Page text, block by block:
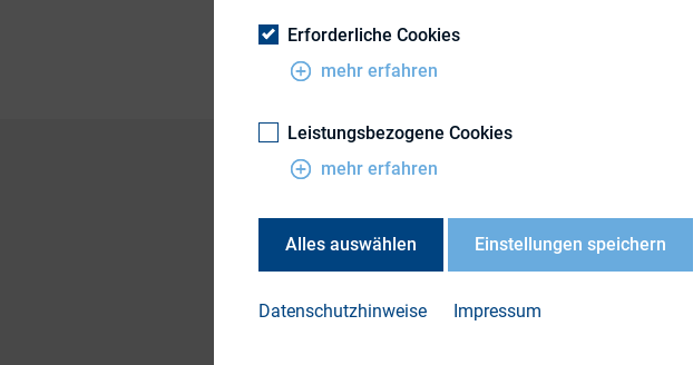
DOWNLOAD
Integrated Reporting – für
wen eigentlich?
Erforderliche Cookies
mehr erfahren
Leistungsbezogene Cookies
mehr erfahren
Alles auswählen Einstellungen speichern
Datenschutzhinweise Impressum